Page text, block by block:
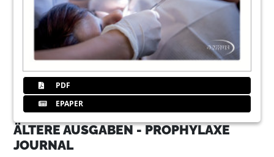
PDF
EPAPER
ÄLTERE AUSGABEN - PROPHYLAXE
JOURNAL